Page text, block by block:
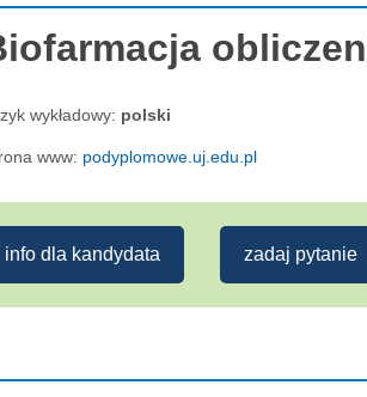
wykładowy: polski
www: podyplomowe.uj.edu.pl
info dla kandydata zadaj pytanie